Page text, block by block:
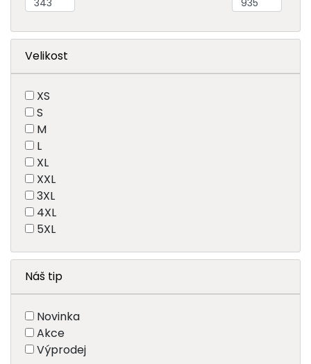
Velikost
XS
S
M
L
XL
XXL
3XL
4XL
5XL
Náš tip
Novinka
Akce
Výprodej